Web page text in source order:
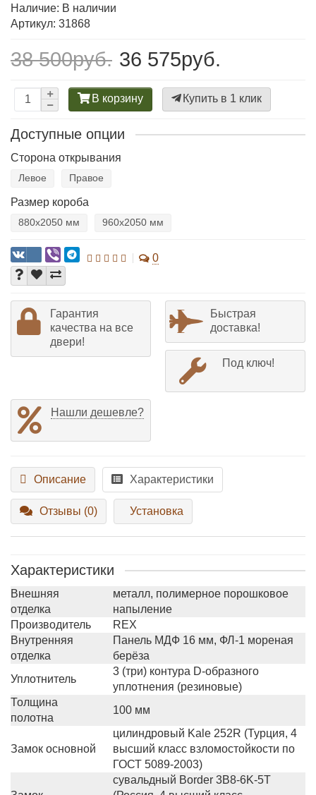
Наличие: В наличии
Артикул: 31868
38 500руб. 36 575руб.
В корзину Купить в 1 клик
Доступные опции
Сторона открывания
Левое Правое
Размер короба
880х2050 мм 960х2050 мм
0
Гарантия
качества на все
двери!
Быстрая
доставка!
Под ключ!
Нашли дешевле?
Описание Характеристики
Отзывы (0) Установка
Характеристики
Внешняя
отделка
металл, полимерное порошковое
напыление
Производитель
REX
Внутренняя
отделка
Панель МДФ 16 мм, ФЛ-1 мореная
берёза
Уплотнитель
3 (три) контура D-образного
уплотнения (резиновые)
Толщина
полотна
100 мм
Замок основной
цилиндровый Kale 252R (Турция, 4
высший класс взломостойкости по
ГОСТ 5089-2003)
сувальдный Border 3B8-6K-5Т